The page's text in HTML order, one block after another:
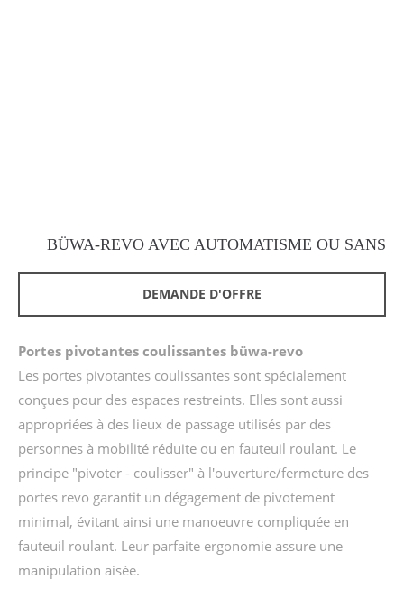
We offer support for our customers
Mon - Fri 8:00am - 5:00pm(GMT +1)
Get in touch
Cybersteel Inc.
376-293 City Road, Suite 600
San Francisco, CA 94102
Have any questions?
+44 1234 567 890
Drop us a line
info@yourdomain.com
BÜWA-REVO AVEC AUTOMATISME OU SANS
DEMANDE D'OFFRE
Portes pivotantes coulissantes büwa-revo
Les portes pivotantes coulissantes sont spécialement
conçues pour des espaces restreints. Elles sont aussi
appropriées à des lieux de passage utilisés par des
personnes à mobilité réduite ou en fauteuil roulant. Le
principe "pivoter - coulisser" à l'ouverture/fermeture des
portes revo garantit un dégagement de pivotement
minimal, évitant ainsi une manoeuvre compliquée en
fauteuil roulant. Leur parfaite ergonomie assure une
manipulation aisée.